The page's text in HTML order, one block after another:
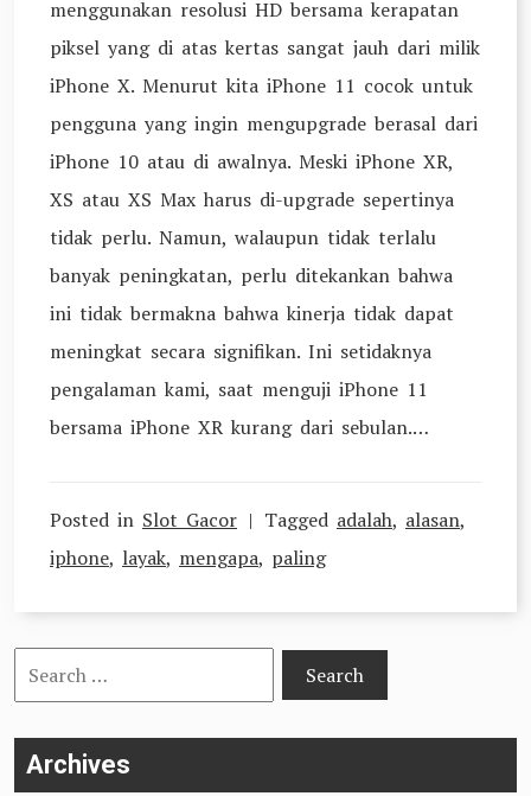
menggunakan resolusi HD bersama kerapatan
piksel yang di atas kertas sangat jauh dari milik
iPhone X. Menurut kita iPhone 11 cocok untuk
pengguna yang ingin mengupgrade berasal dari
iPhone 10 atau di awalnya. Meski iPhone XR,
XS atau XS Max harus di-upgrade sepertinya
tidak perlu. Namun, walaupun tidak terlalu
banyak peningkatan, perlu ditekankan bahwa
ini tidak bermakna bahwa kinerja tidak dapat
meningkat secara signifikan. Ini setidaknya
pengalaman kami, saat menguji iPhone 11
bersama iPhone XR kurang dari sebulan.…
Posted in Slot Gacor Tagged adalah, alasan,
iphone, layak, mengapa, paling
Search
for:
Archives